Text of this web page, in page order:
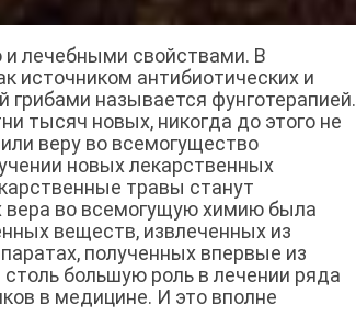
лечебными свойствами. В
источником антибиотических и
грибами называется фунготерапией.
тысяч новых, никогда до этого не
веру во всемогущество
новых лекарственных
травы станут
вера во всемогущую химию была
веществ, извлеченных из
полученных впервые из
большую роль в лечении ряда
в медицине. И это вполне